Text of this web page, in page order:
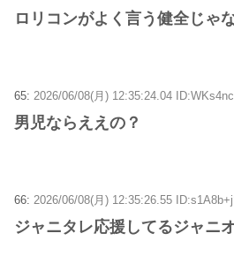
ロリコンがよく言う健全じゃ
65: 2026/06/08(月) 12:35:24.04
男児ならええの？
66: 2026/06/08(月) 12:35:26.55
ジャニタレ応援してるジャニ